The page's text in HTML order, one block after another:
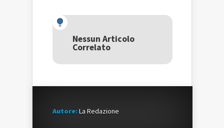
una
nuova
finestra)
nuova
finestra)
una
nuova
Nessun Articolo
Correlato
Autore:La Redazione